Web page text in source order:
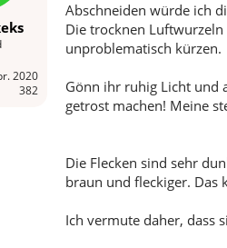
2020
382
Abschneiden würde ich
Die trocknen
unproblematisch kürzen.
Gönn ihr ruhig Licht und
getrost machen! Meine
Die Flecken sind sehr
braun und fleckiger. Das
Ich vermute daher, dass